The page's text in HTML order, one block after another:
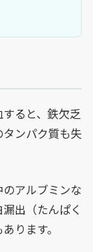
ると、鉄欠乏
ンパク質も失
アルブミンな
出（たんぱく
ります。